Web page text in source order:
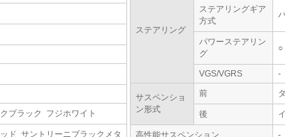
ブラック フジホワイト
ド サントリーニブラックメタ
ステアリング
ステアリングギア
方式
パワーステアリン
グ
○
VGS/VGRS -
サスペンショ
ン形式
前
後
高性能サスペンション -